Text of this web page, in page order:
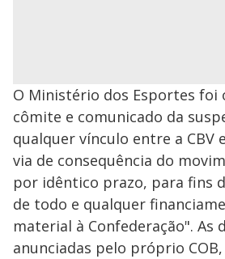
O Ministério dos Esportes foi
cômite e comunicado da
qualquer vínculo entre a CBV
via de consequência do
por idêntico prazo, para fins
de todo e qualquer
material à Confederação". As
anunciadas pelo próprio